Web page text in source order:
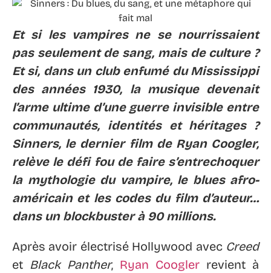
Et si les vampires ne se nourrissaient
pas seulement de sang, mais de culture ?
Et si, dans un club enfumé du Mississippi
des années 1930, la musique devenait
l’arme ultime d’une guerre invisible entre
communautés, identités et héritages ?
Sinners, le dernier film de Ryan Coogler,
relève le défi fou de faire s’entrechoquer
la mythologie du vampire, le blues afro-
américain et les codes du film d’auteur…
dans un blockbuster à 90 millions.
Après avoir électrisé Hollywood avec Creed
et Black Panther, Ryan Coogler revient à